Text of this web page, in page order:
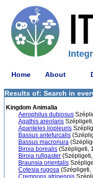
Home About
Results of: Search in
Kingdom Animalia
Aerophilus dubiosus
Agathis areolaris
Apanteles liopleuris
Bassus antefurcalis
Bassus macronura
Biroia borealis (Szépligeti,
Biroia rufigaster
Braunsia orientalis
Cotesia rugosa (Szépligeti,
Cremnops atripennis